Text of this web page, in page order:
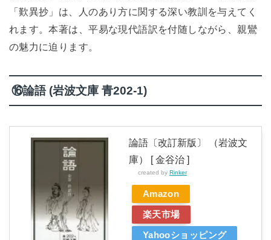
「歎異抄」は、人のあり方に関する深い教訓を与えてく
れます。本著は、平易な現代語訳を付随しながら、親鸞
の魅力に迫ります。
⑯論語 (岩波文庫 青202-1)
論語〔改訂新版〕 （岩波文
庫） [ 金谷治 ]
created by Rinker
Amazon
楽天市場
Yahooショッピング